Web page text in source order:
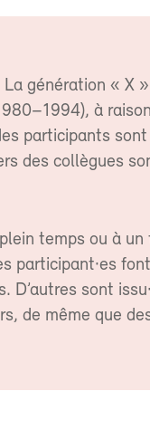
génération « X
à
participants
des collègues
temps ou à un
participant·es
D’autres sont
de même que